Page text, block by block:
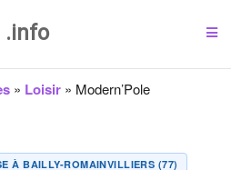
.info
» Loisir» Modern’Pole
À BAILLY-ROMAINVILLIERS (77)